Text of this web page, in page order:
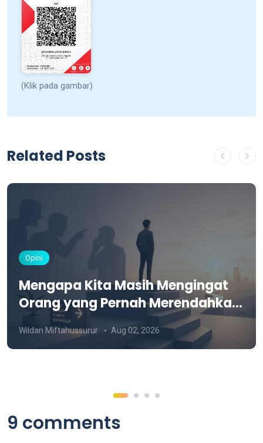
(Klik pada gambar)
Related Posts
Opini
Mengapa Kita Masih Mengingat
Orang yang Pernah Merendahkan
Kita?
Wildan Miftahussurur Aug 02, 2026
9 comments